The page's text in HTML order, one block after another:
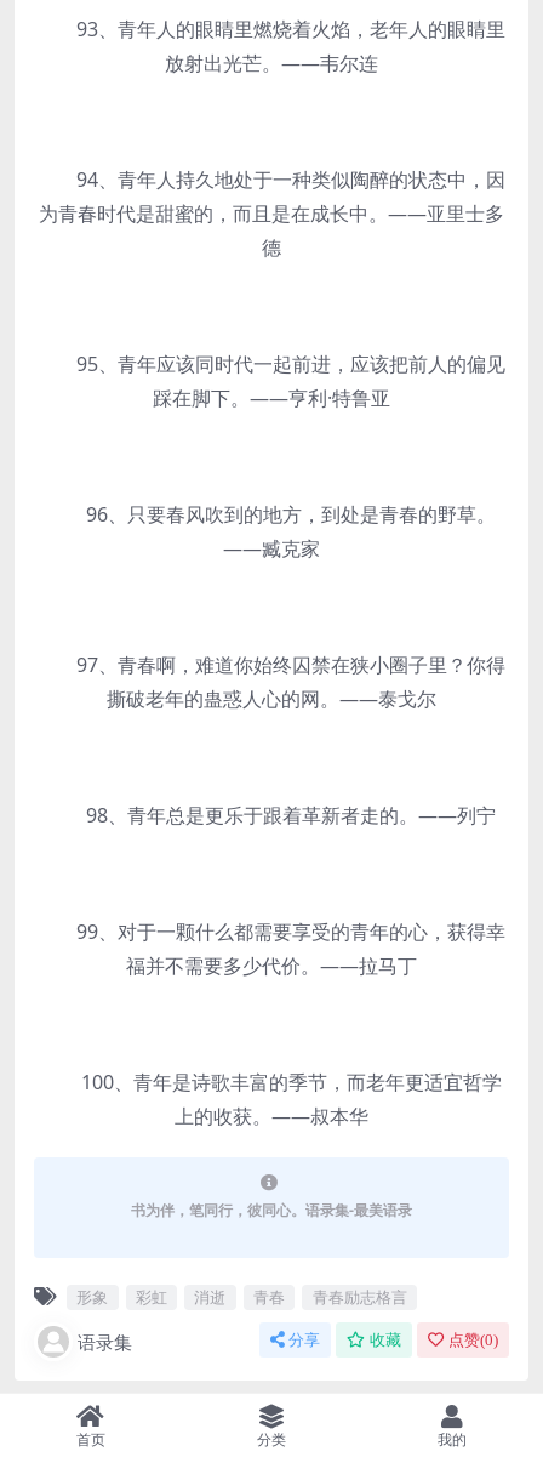
93、青年人的眼睛里燃烧着火焰，老年人的眼睛里
放射出光芒。——韦尔连
94、青年人持久地处于一种类似陶醉的状态中，因
为青春时代是甜蜜的，而且是在成长中。——亚里士多
德
95、青年应该同时代一起前进，应该把前人的偏见
踩在脚下。——亨利·特鲁亚
96、只要春风吹到的地方，到处是青春的野草。
——臧克家
97、青春啊，难道你始终囚禁在狭小圈子里？你得
撕破老年的蛊惑人心的网。——泰戈尔
98、青年总是更乐于跟着革新者走的。——列宁
99、对于一颗什么都需要享受的青年的心，获得幸
福并不需要多少代价。——拉马丁
100、青年是诗歌丰富的季节，而老年更适宜哲学
上的收获。——叔本华
书为伴，笔同行，彼同心。语录集-最美语录
形象 彩虹 消逝 青春 青春励志格言
语录集 分享 收藏 点赞(0)
上一篇
首页 分类 我的